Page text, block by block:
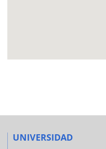
UNIVERSIDAD